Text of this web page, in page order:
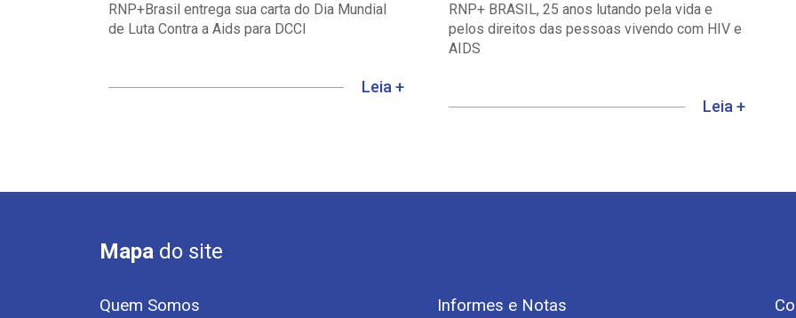
RNP+Brasil entrega sua carta do Dia Mundial
de Luta Contra a Aids para DCCI
Leia +
RNP+ BRASIL, 25 anos lutando pela vida e
pelos direitos das pessoas vivendo com HIV e
AIDS
Leia +
Mapa do site
Quem Somos Informes e Notas